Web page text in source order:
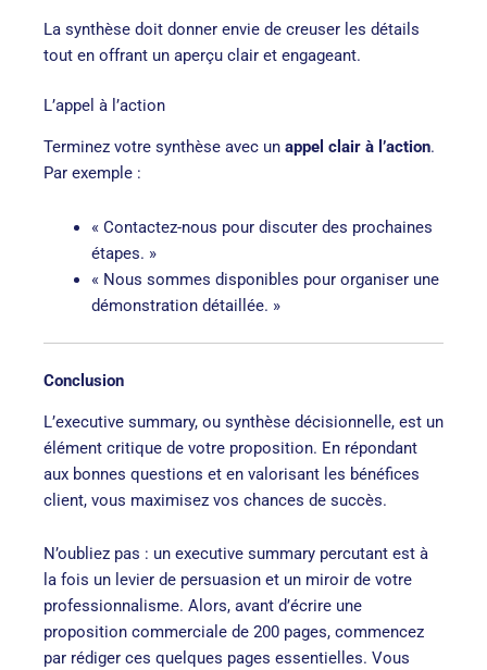
La synthèse doit donner envie de creuser les détails
tout en offrant un aperçu clair et engageant.
L’appel à l’action
Terminez votre synthèse avec un appel clair à l’action.
Par exemple :
« Contactez-nous pour discuter des prochaines
étapes. »
« Nous sommes disponibles pour organiser une
démonstration détaillée. »
Conclusion
L’executive summary, ou synthèse décisionnelle, est un
élément critique de votre proposition. En répondant
aux bonnes questions et en valorisant les bénéfices
client, vous maximisez vos chances de succès.
N’oubliez pas : un executive summary percutant est à
la fois un levier de persuasion et un miroir de votre
professionnalisme. Alors, avant d’écrire une
proposition commerciale de 200 pages, commencez
par rédiger ces quelques pages essentielles. Vous